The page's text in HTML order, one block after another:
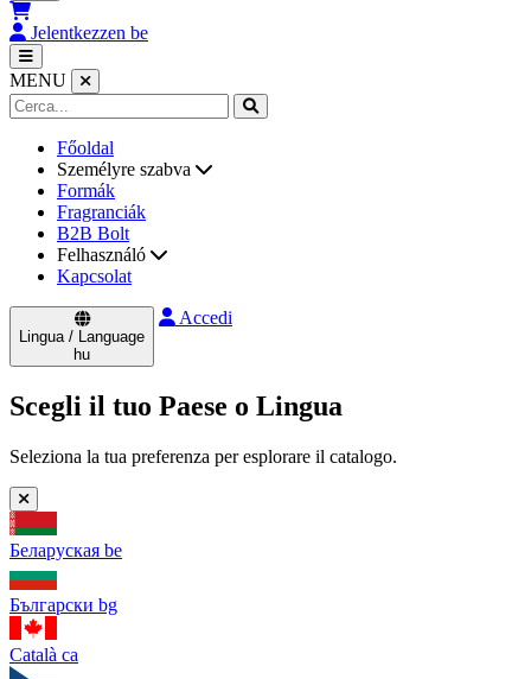
Jelentkezzen be
MENU
Főoldal
Személyre szabva
Formák
Fragranciák
B2B Bolt
Felhasználó
Kapcsolat
Lingua / Language
hu
Accedi
Scegli il tuo Paese o Lingua
Seleziona la tua preferenza per esplorare il catalogo.
Беларуская be
Български bg
Català ca